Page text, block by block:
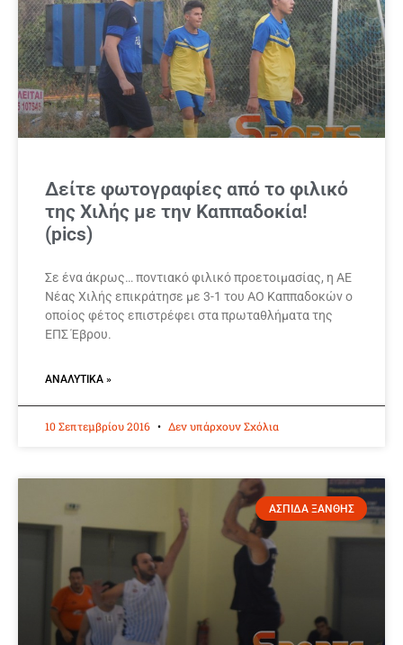
Δείτε φωτογραφίες από το φιλικό
της Χιλής με την Καππαδοκία!
(pics)
Σε ένα άκρως… ποντιακό φιλικό προετοιμασίας, η ΑΕ
Νέας Χιλής επικράτησε με 3-1 του ΑΟ Καππαδοκών ο
οποίος φέτος επιστρέφει στα πρωταθλήματα της
ΕΠΣ Έβρου.
ΑΝΑΛΥΤΙΚΆ »
10 Σεπτεμβρίου 2016 Δεν υπάρχουν Σχόλια
ΑΣΠΙΔΑ ΞΑΝΘΗΣ